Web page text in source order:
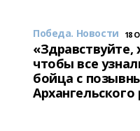
Победа. Новости 18
«Здравствуйте,
чтобы все
бойца с